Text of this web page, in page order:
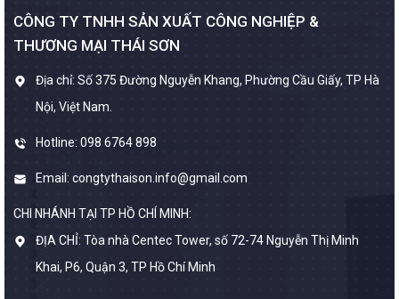
CÔNG TY TNHH SẢN XUẤT CÔNG NGHIỆP &
THƯƠNG MẠI THÁI SƠN
Địa chỉ: Số 375 Đường Nguyễn Khang, Phường Cầu Giấy, TP Hà
Nội, Việt Nam.
Hotline: 098 6764 898
Email: congtythaison.info@gmail.com
CHI NHÁNH TẠI TP HỒ CHÍ MINH:
ĐỊA CHỈ: Tòa nhà Centec Tower, số 72-74 Nguyễn Thị Minh
Khai, P6, Quận 3, TP Hồ Chí Minh